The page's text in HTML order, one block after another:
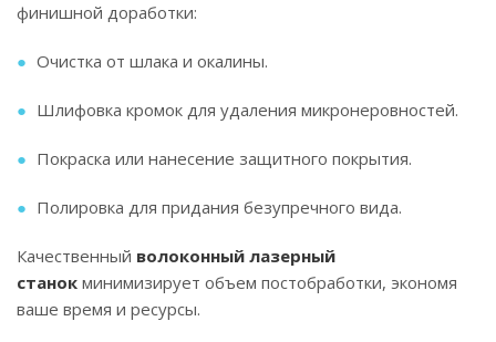
финишной доработки:
Очистка от шлака и окалины.
Шлифовка кромок для удаления микронеровностей.
Покраска или нанесение защитного покрытия.
Полировка для придания безупречного вида.
Качественный волоконный лазерный
станок минимизирует объем постобработки, экономя
ваше время и ресурсы.